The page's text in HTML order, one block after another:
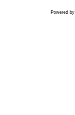
Powered by